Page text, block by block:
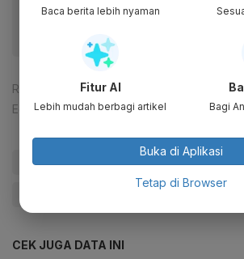
Reporter:
Ade Rosman
Editor: Tia Dwitiani Komalasari
#sidang mk #Anies #ASN
#Update Me
CEK JUGA DATA INI
Baca berita lebih nyaman
Fitur AI
Lebih mudah berbagi artikel Bagi
Buka di Aplikasi
Tetap di Browser